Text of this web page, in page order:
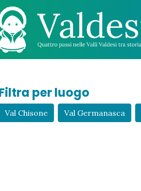
per luogo
Val Chisone Val Germanasca